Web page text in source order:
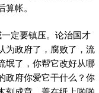
帐。
定要镇压。论治国才
为政府了，腐败了，流
氓了，你帮它改好从哪
政府你爱它干什么？你